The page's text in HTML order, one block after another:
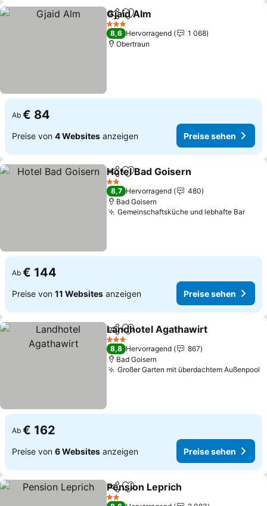
TeilenZu Favoriten hinzufügen
Gjaid Alm
3 Sterne
8,6 Hervorragend
1 068
Obertraun
Ab € 84
Preise von 4 Websites anzeigen Preise sehen
TeilenZu Favoriten hinzufügen
Hotel Bad Goisern
2 Sterne
8,7 Hervorragend
480
Bad Goisern
Gemeinschaftsküche und lebhafte Bar
Ab € 144
Preise von 11 Websites anzeigen Preise sehen
TeilenZu Favoriten hinzufügen
Landhotel Agathawirt
3 Sterne
8,8 Hervorragend
867
Bad Goisern
Großer Garten mit überdachtem Außenpool
Ab € 162
Preise von 6 Websites anzeigen Preise sehen
TeilenZu Favoriten hinzufügen
Pension Leprich
2 Sterne